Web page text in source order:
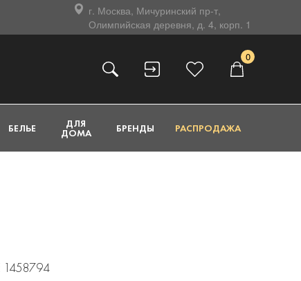
г. Москва, Мичуринский пр-т,
Олимпийская деревня, д. 4, корп. 1
0
БЕЛЬЕ ДЛЯ
ДОМА БРЕНДЫ РАСПРОДАЖА
1458794